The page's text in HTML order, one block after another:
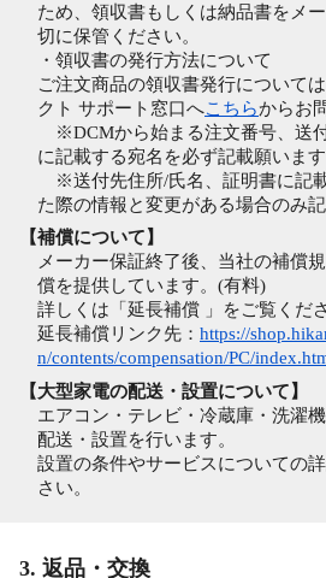
ため、領収書もしくは納品書をメ
切に保管ください。
・領収書の発行方法について
ご注文商品の領収書発行について
クト サポート窓口へこちらからお
※DCMから始まる注文番号、送
に記載する宛名を必ず記載願います
※送付先住所/氏名、証明書に記
た際の情報と変更がある場合のみ
【補償について】
メーカー保証終了後、当社の補償
償を提供しています。(有料)
詳しくは「延長補償 」をご覧くだ
延長補償リンク先： https://
n/contents/compensation/PC/
【大型家電の配送・設置について】
エアコン・テレビ・冷蔵庫・洗濯
配送・設置を行います。
設置の条件やサービスについての
さい。
3. 返品・交換